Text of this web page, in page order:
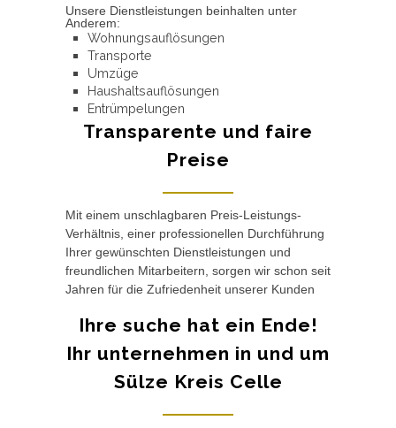
Unsere Dienstleistungen beinhalten unter
Anderem:
Wohnungsauflösungen
Transporte
Umzüge
Haushaltsauflösungen
Entrümpelungen
Transparente und faire
Preise
Mit einem unschlagbaren Preis-Leistungs-
Verhältnis, einer professionellen Durchführung
Ihrer gewünschten Dienstleistungen und
freundlichen Mitarbeitern, sorgen wir schon seit
Jahren für die Zufriedenheit unserer Kunden
Ihre suche hat ein Ende!
Ihr unternehmen in und um
Sülze Kreis Celle